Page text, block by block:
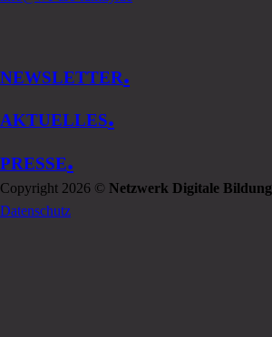
NEWSLETTER.
AKTUELLES.
PRESSE.
Copyright 2026 © Netzwerk Digitale Bildung
Datenschutz